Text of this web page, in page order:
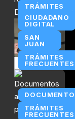
TRÁMITES
FRECUENTES
CIUDADANO
DIGITAL
SAN
JUAN
TRÁMITES
FRECUENTES
TRÁMITES
FRECUENTES